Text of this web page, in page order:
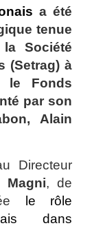
a été
tenue
Société
(Setrag) à
le Fonds
par son
Alain
Directeur
Magni, de
le rôle
dans